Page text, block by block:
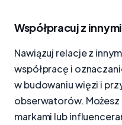
Współpracuj z
Nawiązuj relacje z
współpracę i
w budowaniu więzi i
obserwatorów. Możesz
markami lub